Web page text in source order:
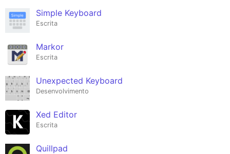
Simple Keyboard
Escrita
Markor
Escrita
Unexpected Keyboard
Desenvolvimento
Xed Editor
Escrita
Quillpad